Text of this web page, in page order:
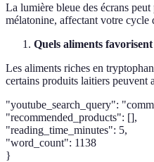
La lumière bleue des écrans
mélatonine, affectant votre cycle
Quels aliments
Les aliments riches en
certains produits laitiers peuvent
"youtube_search_query":
"recommended_products": [],
"reading_time_minutes": 5,
"word_count": 1138
}